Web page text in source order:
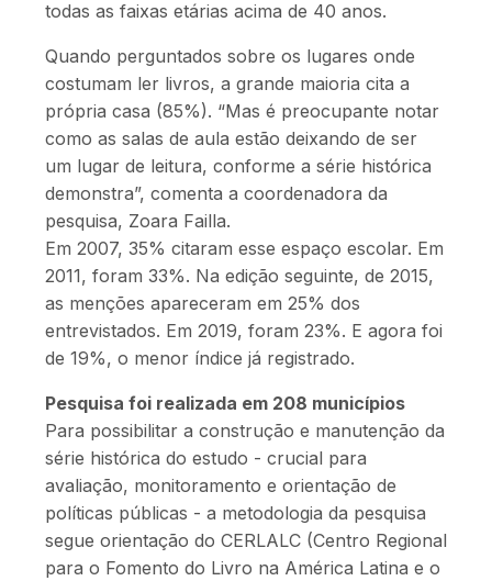
todas as faixas etárias acima de 40 anos.
Quando perguntados sobre os lugares onde
costumam ler livros, a grande maioria cita a
própria casa (85%). “Mas é preocupante notar
como as salas de aula estão deixando de ser
um lugar de leitura, conforme a série histórica
demonstra”, comenta a coordenadora da
pesquisa, Zoara Failla.
Em 2007, 35% citaram esse espaço escolar. Em
2011, foram 33%. Na edição seguinte, de 2015,
as menções apareceram em 25% dos
entrevistados. Em 2019, foram 23%. E agora foi
de 19%, o menor índice já registrado.
Pesquisa foi realizada em 208 municípios
Para possibilitar a construção e manutenção da
série histórica do estudo - crucial para
avaliação, monitoramento e orientação de
políticas públicas - a metodologia da pesquisa
segue orientação do CERLALC (Centro Regional
para o Fomento do Livro na América Latina e o